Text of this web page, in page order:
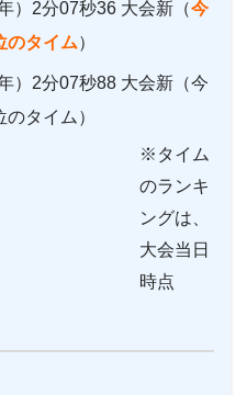
）2分07秒36 大会新（今
のタイム）
）2分07秒88 大会新（今
タイム）
※タイム
のランキ
ングは、
大会当日
時点